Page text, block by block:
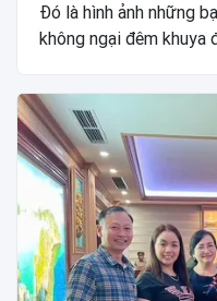
Đó là hình ảnh những
không ngại đêm khuya